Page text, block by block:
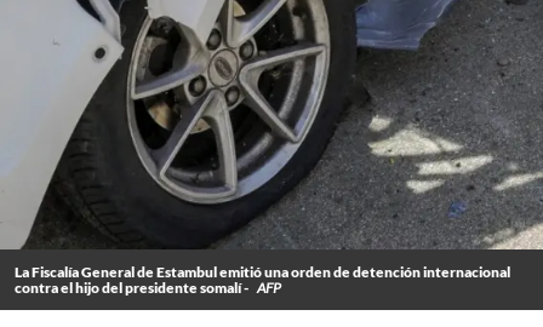
La Fiscalía General de Estambul emitió una orden de detención internacional
contra el hijo del presidente somalí - AFP